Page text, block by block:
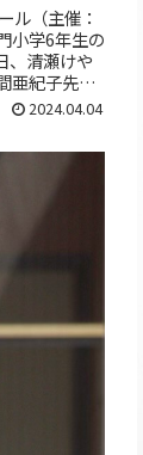
ル（主催：
小学6年生の
、清瀬けや
亜紀子先生
2024.04.04